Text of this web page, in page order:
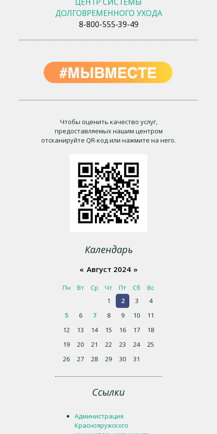
ДОЛГОВРЕМЕННОГО УХОДА
8-800-555-39-49
Чтобы оценить качество услуг,
предоставляемых нашим центром
отсканируйте QR-код или нажмите на него.
Календарь
« Август 2024 »
Пн Вт Ср Чт Пт Сб
Вс
1
2 3
4
5
6 7 8 9 10
11
12
13 14 15 16 17
18
19
20 21 22 23 24
25
26
27 28 29 30 31
Ссылки
Администрация
Краснояружского